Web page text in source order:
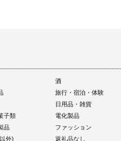
酒
旅行・宿泊・体験
日用品・雑貨
子類
電化製品
品
ファッション
外) 返礼品なし